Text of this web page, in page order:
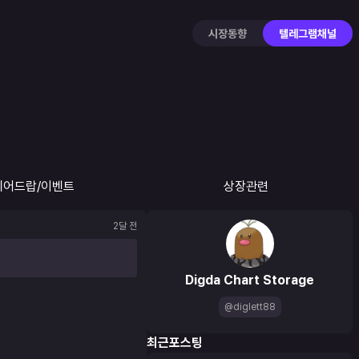
시장동향 텔레그램채널
어드랍/이벤트 상장관련
2달 전
Digda Chart Storage
@diglett88
최근포스팅